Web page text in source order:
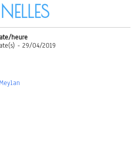
heure
- 29/04/2019